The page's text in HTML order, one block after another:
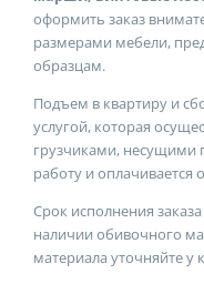
оформить заказ
размерами мебели,
образцам.
Подъем в квартиру и
услугой, которая
грузчиками, несущими
работу и оплачивается
Срок исполнения заказа
наличии обивочного
материала уточняйте у